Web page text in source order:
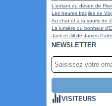
L'enfant du désert de
Les heures fragiles de
Au chat et à la souris de
La lumière du bonheur
Jack et Jill de James
NEWSLETTER
VISITEURS